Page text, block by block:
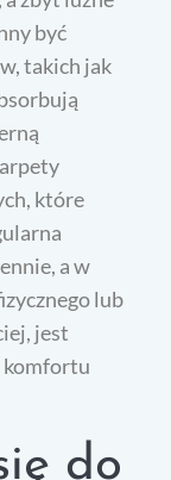
być
takich jak
które
a w
lub
jest
komfortu
do